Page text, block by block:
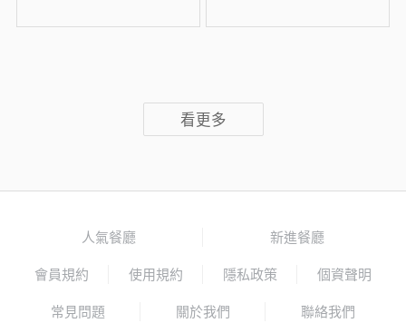
看更多
人氣餐廳 新進餐廳
會員規約 使用規約 隱私政策 個資聲明
常見問題 關於我們 聯絡我們